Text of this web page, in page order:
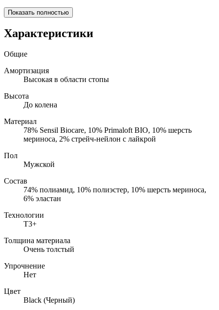
Показать полностью
Характеристики
Общие
Амортизация
Высокая в области стопы
Высота
До колена
Материал
78% Sensil Biocare, 10% Primaloft BIO, 10% шерсть
мериноса, 2% стрейч-нейлон с лайкрой
Пол
Мужской
Состав
74% полиамид, 10% полиэстер, 10% шерсть мериноса,
6% эластан
Технологии
T3+
Толщина материала
Очень толстый
Упрочнение
Нет
Цвет
Black (Черный)